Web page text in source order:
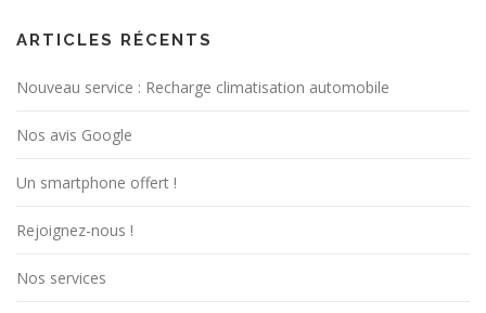
ARTICLES RÉCENTS
Nouveau service : Recharge climatisation automobile
Nos avis Google
Un smartphone offert !
Rejoignez-nous !
Nos services